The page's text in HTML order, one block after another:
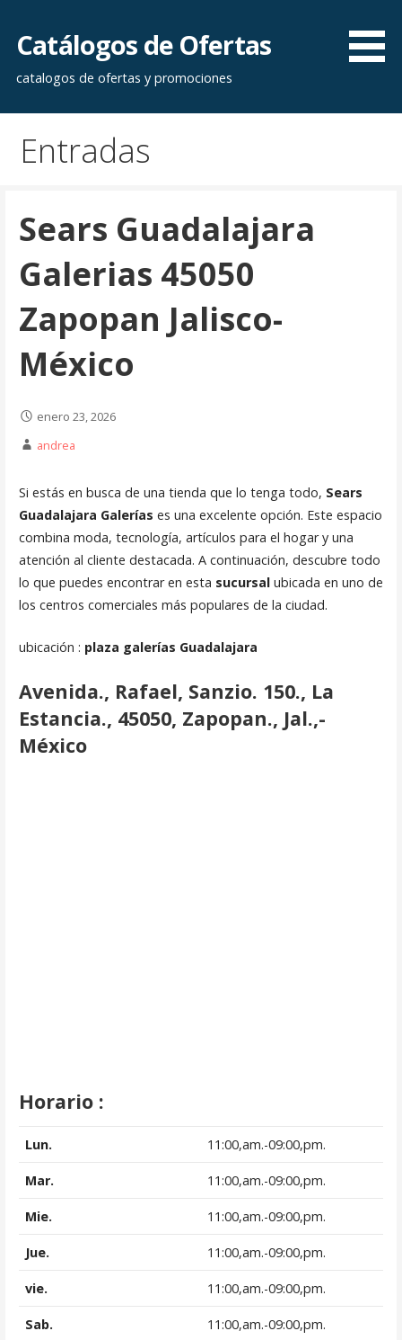
contenido
Catálogos de Ofertas
catalogos de ofertas y promociones
Entradas
Sears Guadalajara
Galerias 45050
Zapopan Jalisco-
México
enero 23, 2026
andrea
Si estás en busca de una tienda que lo tenga todo, Sears
Guadalajara Galerías es una excelente opción. Este espacio
combina moda, tecnología, artículos para el hogar y una
atención al cliente destacada. A continuación, descubre todo
lo que puedes encontrar en esta sucursalubicada en uno de
los centros comerciales más populares de la ciudad.
ubicación : plaza galerías Guadalajara
Avenida., Rafael, Sanzio. 150., La
Estancia., 45050, Zapopan., Jal.,-
México
Horario :
Lun. 11:00,am.-09:00,pm.
Mar. 11:00,am.-09:00,pm.
Mie. 11:00,am.-09:00,pm.
Jue. 11:00,am.-09:00,pm.
vie. 11:00,am.-09:00,pm.
Sab. 11:00,am.-09:00,pm.